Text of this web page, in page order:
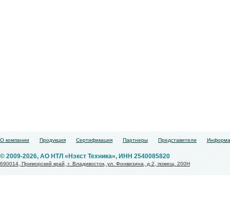
О компании Продукция Сертификация Партнеры Представители
© 2009-2026, АО НТЛ «Нэкст Техника», ИНН 2540085820
690014, Приморский край, г. Владивосток, ул. Фонвизина, д.2, помещ. 200Н